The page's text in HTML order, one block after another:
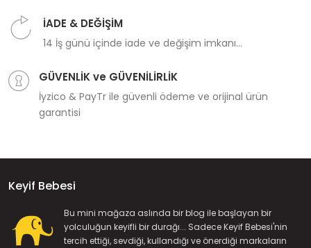
İADE & DEĞİŞİM
14 İş günü içinde iade ve değişim imkanı...
GÜVENLİK ve GÜVENİLİRLİK
İyzico & PayTr ile güvenli ödeme ve orijinal ürün
garantisi
Keyif Bebesi
Bu mini mağaza aslında bir blog ile başlayan bir
yolculuğun keyifli bir durağı... Sadece Keyif Bebesi'nin
tercih ettiği, sevdiği, kullandığı ve önerdiği markaların